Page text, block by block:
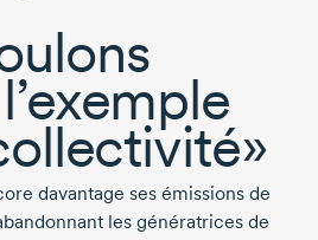
davantage ses émissions de
les génératrices de